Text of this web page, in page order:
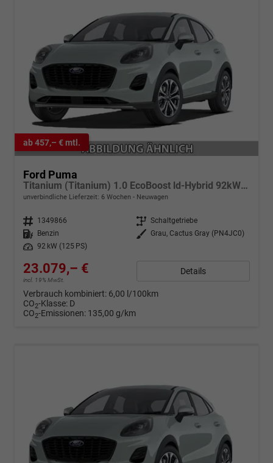
ab 457,– € mtl.
Ford Puma
Titanium (Titanium) 1.0 EcoBoost ld-Hybrid 92kW (125 PS) 7-Gang-DSG
unverbindliche Lieferzeit: 6 Wochen Neuwagen
Fahrzeugnr. 1349866 Getriebe Schaltgetriebe
Kraftstoff
Benzin Außenfarbe
Grau, Cactus Gray (PN4JC0)
Leistung
92 kW (125 PS)
23.079,– €
incl. 19% MwSt.
Details
Verbrauch kombiniert: 6,00 l/100km
CO2-Klasse: D
CO2-Emissionen: 135,00 g/km